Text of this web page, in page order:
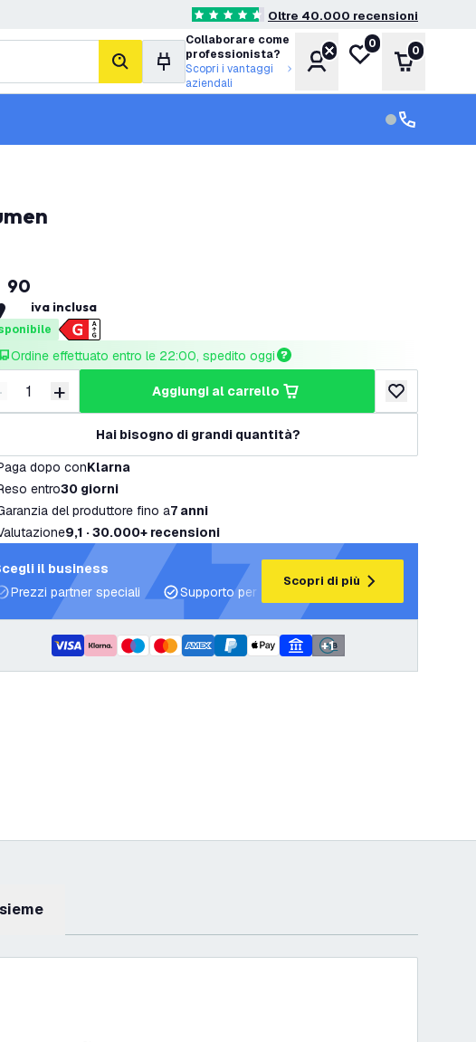
4.6 stelle di valutazione
Oltre 40.000 recensioni
cerca
Collaborare come
professionista?
Scopri i vantaggi
aziendali
AccountLista desideri
0
Carrello
0
Servizio
Assistenza
90
iva inclusa
Ordine effettuato entro le 22:00, spedito oggi
quantità
Aumenta quantità
+ aggiungi al carrello
aggiungi alla
Hai bisogno di grandi quantità?
dopo conKlarna
entro30 giorni
del produttore fino a7 anni
9,1 · 30.000+ recensioni
il business
Prezzi partner speciali
Supporto per progetti e piani di illuminazione
Scopri di più
+1